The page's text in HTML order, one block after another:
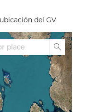
del GV
Search